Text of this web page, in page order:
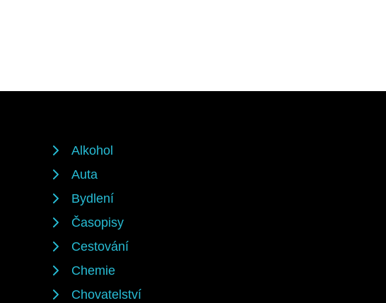
Alkohol
Auta
Bydlení
Časopisy
Cestování
Chemie
Chovatelství